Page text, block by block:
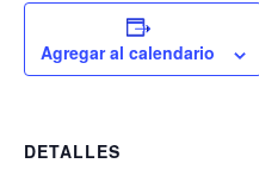
Agregar al calendario
DETALLES